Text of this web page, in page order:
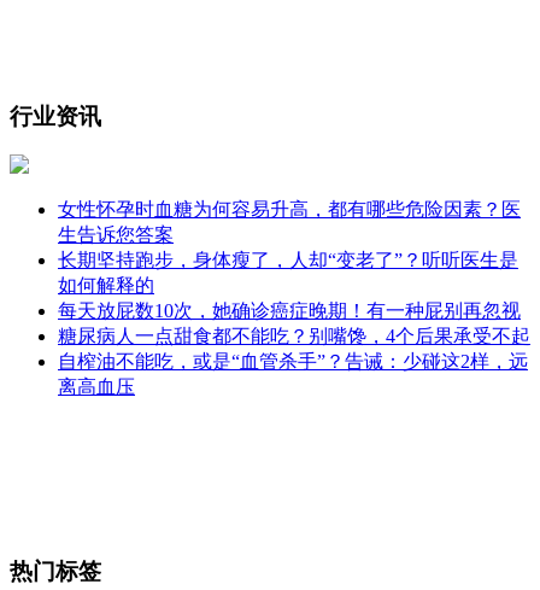
行业资讯
女性怀孕时血糖为何容易升高，都有哪些危险因素？医
生告诉您答案
长期坚持跑步，身体瘦了，人却“变老了”？听听医生是
如何解释的
每天放屁数10次，她确诊癌症晚期！有一种屁别再忽视
糖尿病人一点甜食都不能吃？别嘴馋，4个后果承受不起
自榨油不能吃，或是“血管杀手”？告诫：少碰这2样，远
离高血压
热门标签